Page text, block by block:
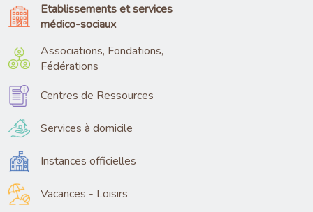
Etablissements et services
médico-sociaux
Associations, Fondations,
Fédérations
Centres de Ressources
Services à domicile
Instances officielles
Vacances - Loisirs